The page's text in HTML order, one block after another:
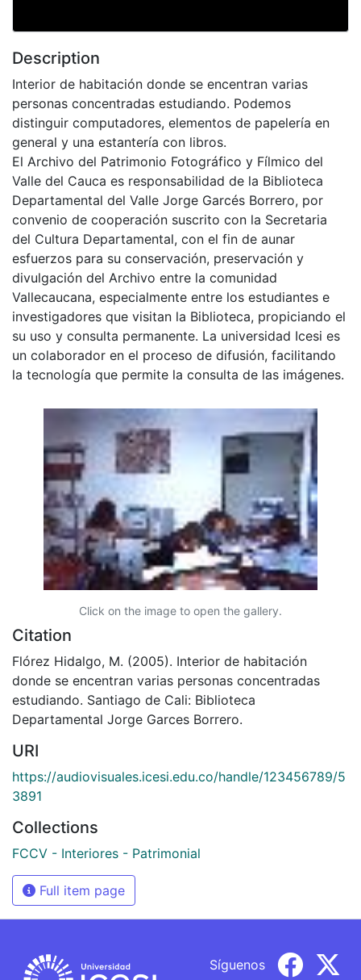
Description
Interior de habitación donde se encentran varias
personas concentradas estudiando. Podemos
distinguir computadores, elementos de papelería en
general y una estantería con libros.
El Archivo del Patrimonio Fotográfico y Fílmico del
Valle del Cauca es responsabilidad de la Biblioteca
Departamental del Valle Jorge Garcés Borrero, por
convenio de cooperación suscrito con la Secretaria
del Cultura Departamental, con el fin de aunar
esfuerzos para su conservación, preservación y
divulgación del Archivo entre la comunidad
Vallecaucana, especialmente entre los estudiantes e
investigadores que visitan la Biblioteca, propiciando el
su uso y consulta permanente. La universidad Icesi es
un colaborador en el proceso de difusión, facilitando
la tecnología que permite la consulta de las imágenes.
Click on the image to open the gallery.
Citation
Flórez Hidalgo, M. (2005). Interior de habitación
donde se encentran varias personas concentradas
estudiando. Santiago de Cali: Biblioteca
Departamental Jorge Garces Borrero.
URI
https://audiovisuales.icesi.edu.co/handle/123456789/5
3891
Collections
FCCV - Interiores - Patrimonial
Full item page
Síguenos